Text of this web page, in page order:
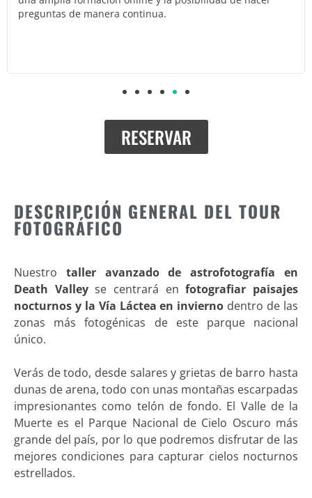
con sesiones de entrenamiento adicionales y sesiones de
RESERVAR
DESCRIPCIÓN GENERAL DEL TOUR
FOTOGRÁFICO
Nuestro taller avanzado de astrofotografía en
Death Valleyse centrará enfotografiar paisajes
nocturnos y la Vía Láctea en invierno dentro de las
zonas más fotogénicas de este parque nacional
único.
Verás de todo, desde salares y grietas de barro hasta
dunas de arena, todo con unas montañas escarpadas
impresionantes como telón de fondo. El Valle de la
Muerte es el Parque Nacional de Cielo Oscuro más
grande del país, por lo que podremos disfrutar de las
mejores condiciones para capturar cielos nocturnos
estrellados.